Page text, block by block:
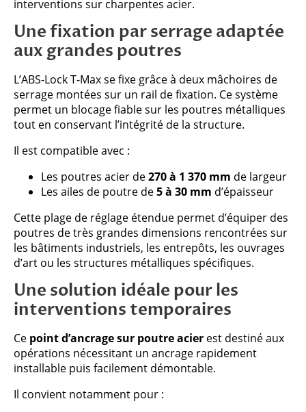
interventions sur charpentes acier.
Une fixation par serrage adaptée
aux grandes poutres
L’ABS-Lock T-Max se fixe grâce à deux mâchoires de
serrage montées sur un rail de fixation. Ce système
permet un blocage fiable sur les poutres métalliques
tout en conservant l’intégrité de la structure.
Il est compatible avec :
Les poutres acier de270 à 1 370 mm de largeur
Les ailes de poutre de5 à 30 mm d’épaisseur
Cette plage de réglage étendue permet d’équiper des
poutres de très grandes dimensions rencontrées sur
les bâtiments industriels, les entrepôts, les ouvrages
d’art ou les structures métalliques spécifiques.
Une solution idéale pour les
interventions temporaires
Ce point d’ancrage sur poutre acier est destiné aux
opérations nécessitant un ancrage rapidement
installable puis facilement démontable.
Il convient notamment pour :